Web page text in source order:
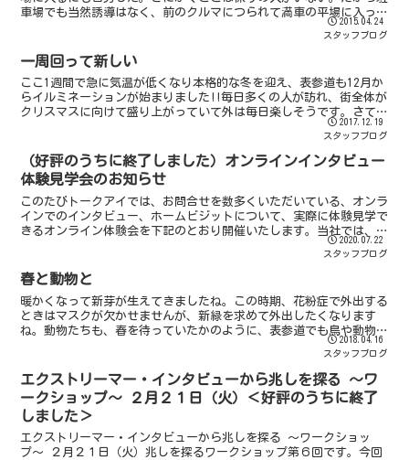
車場でも当然誘導はなく、前のクルマにつられて満車の平場に入った
ら、出るに出られなくて往生した。いつもながらの大きなカ...2015.04.24
スタッフブログ
一周回って新しい
ここ1週間で急に気温が低くなり本格的な冬を迎え、表参道も12月か
らイルミネーションが始まりました!!毎日多くの人が訪れ、街全体が
クリスマスに向けて盛り上がっていて外は毎日楽しそうです。さて、
私は先日久しぶりに新宿に遊びに行ってきました。東口... 2017.12.19
スタッフブログ
（好評のうちに終了しました）オンラインインタビュー
体験見学会のお知らせ
このたびトークアイでは、お問合せを数多くいただいている、オンラ
インでのインタビュー、ホームビジットについて、実際に体験見学で
きるオンライン体験会を下記のとおり開催いたします。当社では、４
月より、オンラインインタビューを重ねる中で、試行錯誤し...2020.07.22
スタッフブログ
春と動物と
暖かくなって新芽が生えてきましたね。この時期、花粉症で外出する
ときはマスクが欠かせませんが、新緑を求めて外出したくなります
ね。動物たちも、春を待っていたかのように、表参道でも鳥や動物、
爬虫類などに出会うことができます。以前、トークアイの近所...
2018.04.16
スタッフブログ
エクストリーマー・インタビューから兆しを探る 〜ワ
ークショップ〜 ２月２１日（火）＜好評のうちに終了
しました＞
エクストリーマー・インタビューから兆しを探る 〜ワークショッ
プ〜 ２月２１日（火）兆しを探るワークショップ第６回です。今回